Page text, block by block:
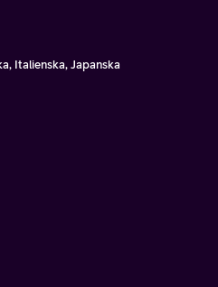
Italienska, Japanska